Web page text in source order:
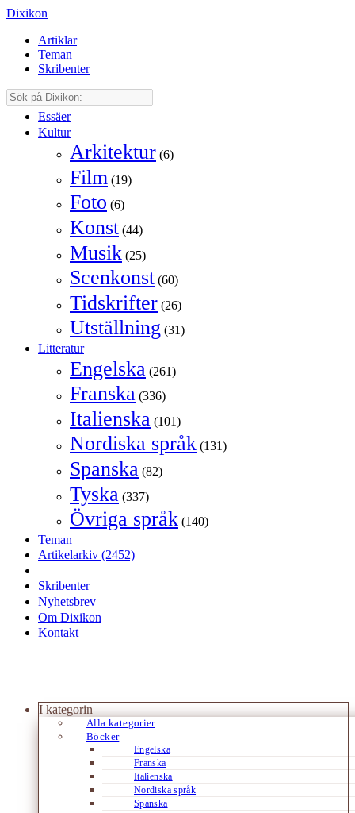
Dixikon
Artiklar
Teman
Skribenter
Essäer
Kultur
Arkitektur (6)
Film (19)
Foto (6)
Konst (44)
Musik (25)
Scenkonst (60)
Tidskrifter (26)
Utställning (31)
Litteratur
Engelska (261)
Franska (336)
Italienska (101)
Nordiska språk (131)
Spanska (82)
Tyska (337)
Övriga språk (140)
Teman
Artikelarkiv (2452)
Skribenter
Nyhetsbrev
Om Dixikon
Kontakt
I kategorin
Alla kategorier
Böcker
Engelska
Franska
Italienska
Nordiska språk
Spanska